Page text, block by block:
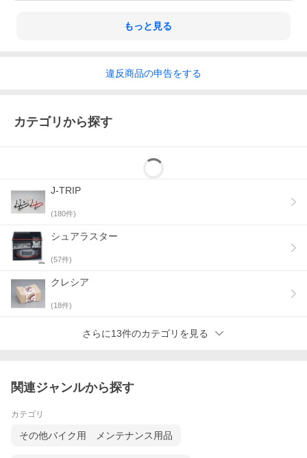
もっと見る
違反商品の申告をする
カテゴリから探す
J-TRIP
(180件)
シュアラスター
(57件)
クレシア
(18件)
さらに13件のカテゴリを見る
関連ジャンルから探す
カテゴリ
その他バイク用 メンテナンス用品